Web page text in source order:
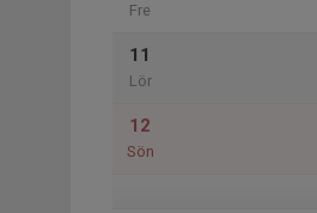
Fre
11
Lör
12
Sön